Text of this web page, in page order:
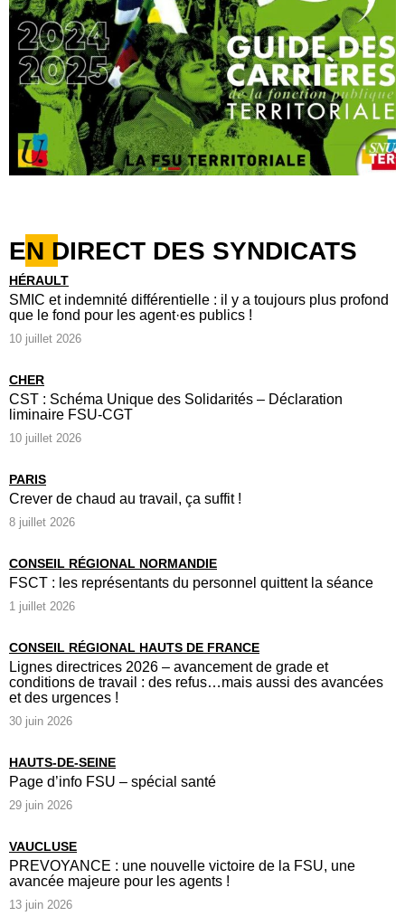
EN DIRECT DES SYNDICATS
HÉRAULT
SMIC et indemnité différentielle : il y a toujours plus profond
que le fond pour les agent·es publics !
10 juillet 2026
CHER
CST : Schéma Unique des Solidarités – Déclaration
liminaire FSU-CGT
10 juillet 2026
PARIS
Crever de chaud au travail, ça suffit !
8 juillet 2026
CONSEIL RÉGIONAL NORMANDIE
FSCT : les représentants du personnel quittent la séance
1 juillet 2026
CONSEIL RÉGIONAL HAUTS DE FRANCE
Lignes directrices 2026 – avancement de grade et
conditions de travail : des refus…mais aussi des avancées
et des urgences !
30 juin 2026
HAUTS-DE-SEINE
Page d’info FSU – spécial santé
29 juin 2026
VAUCLUSE
PREVOYANCE : une nouvelle victoire de la FSU, une
avancée majeure pour les agents !
13 juin 2026